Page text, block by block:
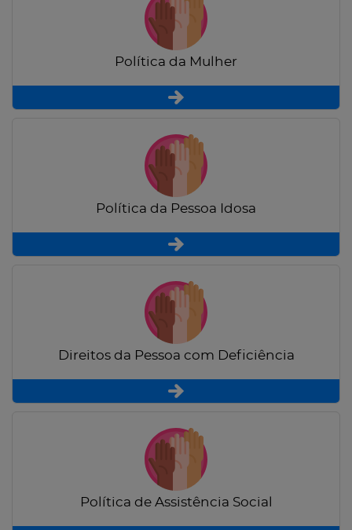
Política da Mulher
Política da Pessoa Idosa
Direitos da Pessoa com Deficiência
Política de Assistência Social